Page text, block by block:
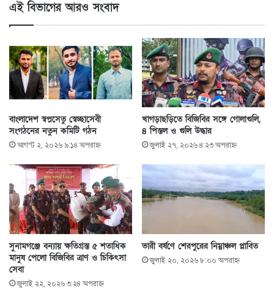
এই বিভাগের আরও সংবাদ
বাংলাদেশ স্বপ্নসেতু স্বেচ্ছাসেবী
সংগঠনের নতুন কমিটি গঠন
আগস্ট ২, ২০২৬ ৯:১৪ অপরাহ্ণ
খাগড়াছড়িতে বিজিবির সঙ্গে গোলাগুলি,
৪ পিস্তল ও গুলি উদ্ধার
জুলাই ২৭, ২০২৬ ৪:২৩ অপরাহ্ণ
সুনামগঞ্জে বন্যায় ক্ষতিগ্রস্ত ৫ শতাধিক
মানুষ পেলো বিজিবির ত্রাণ ও চিকিৎসা
সেবা
জুলাই ২২, ২০২৬ ৩:২৪ অপরাহ্ণ
ভারী বর্ষণে শেরপুরের নিম্নাঞ্চল প্লাবিত
জুলাই ২০, ২০২৬ ৮:০০ অপরাহ্ণ